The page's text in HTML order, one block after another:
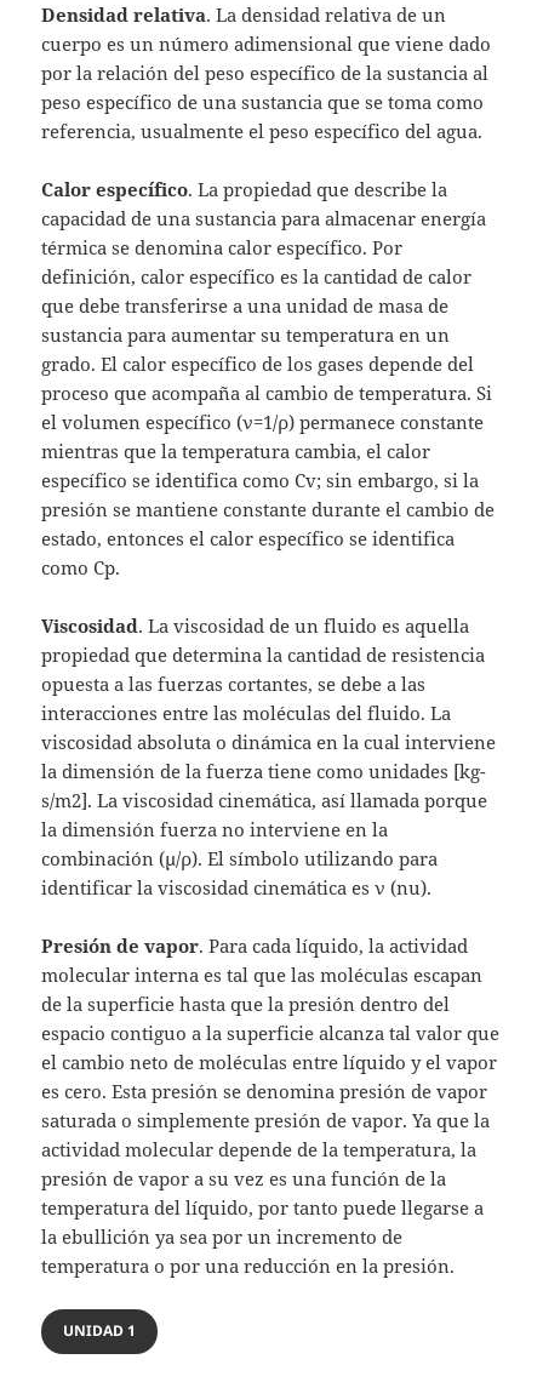
Densidad relativa. La densidad relativa de un
cuerpo es un número adimensional que viene dado
por la relación del peso específico de la sustancia al
peso específico de una sustancia que se toma como
referencia, usualmente el peso específico del agua.
Calor específico. La propiedad que describe la
capacidad de una sustancia para almacenar energía
térmica se denomina calor específico. Por
definición, calor específico es la cantidad de calor
que debe transferirse a una unidad de masa de
sustancia para aumentar su temperatura en un
grado. El calor específico de los gases depende del
proceso que acompaña al cambio de temperatura. Si
el volumen específico (ν=1/ρ) permanece constante
mientras que la temperatura cambia, el calor
específico se identifica como Cv; sin embargo, si la
presión se mantiene constante durante el cambio de
estado, entonces el calor específico se identifica
como Cp.
Viscosidad. La viscosidad de un fluido es aquella
propiedad que determina la cantidad de resistencia
opuesta a las fuerzas cortantes, se debe a las
interacciones entre las moléculas del fluido. La
viscosidad absoluta o dinámica en la cual interviene
la dimensión de la fuerza tiene como unidades [kg-
s/m2]. La viscosidad cinemática, así llamada porque
la dimensión fuerza no interviene en la
combinación (μ/ρ). El símbolo utilizando para
identificar la viscosidad cinemática es ν (nu).
Presión de vapor. Para cada líquido, la actividad
molecular interna es tal que las moléculas escapan
de la superficie hasta que la presión dentro del
espacio contiguo a la superficie alcanza tal valor que
el cambio neto de moléculas entre líquido y el vapor
es cero. Esta presión se denomina presión de vapor
saturada o simplemente presión de vapor. Ya que la
actividad molecular depende de la temperatura, la
presión de vapor a su vez es una función de la
temperatura del líquido, por tanto puede llegarse a
la ebullición ya sea por un incremento de
temperatura o por una reducción en la presión.
UNIDAD 1